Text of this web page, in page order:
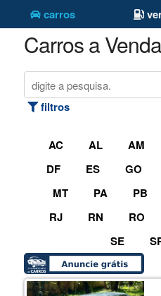
carros
Carros a Venda
filtros
AC AL AM
DF
ES GO
MT
PA PB
RJ
RN RO
SE